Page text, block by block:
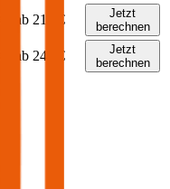
ab 218 €
Jetzt
berechnen
ab 243 €
Jetzt
berechnen